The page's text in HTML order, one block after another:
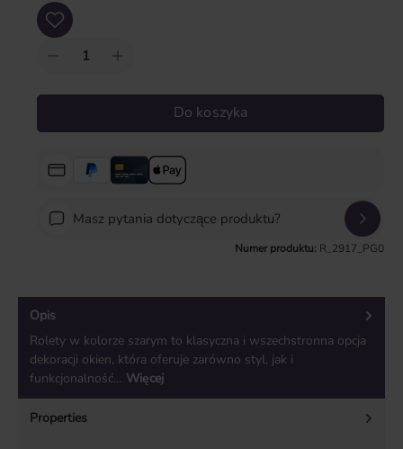
Ilość produktu: Wprowadź żądaną ilość lub użyj przycisków, aby zwiększyć lub
Do koszyka
Masz pytania dotyczące produktu?
Numer produktu: R_2917_PG0
Opis
Rolety w kolorze szarym to klasyczna i wszechstronna opcja
dekoracji okien, która oferuje zarówno styl, jak i
funkcjonalność… Więcej
Properties